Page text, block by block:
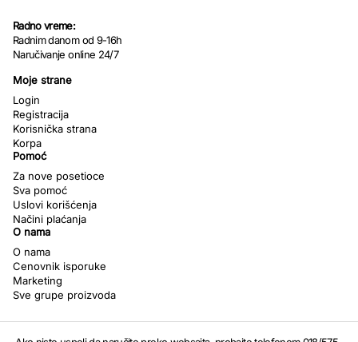
Radno vreme:
Radnim danom od 9-16h
Naručivanje online 24/7
Moje strane
Login
Registracija
Korisnička strana
Korpa
Pomoć
Za nove posetioce
Sva pomoć
Uslovi korišćenja
Načini plaćanja
O nama
O nama
Cenovnik isporuke
Marketing
Sve grupe proizvoda